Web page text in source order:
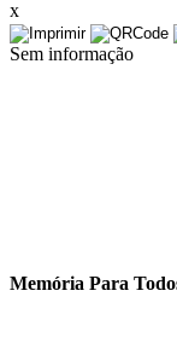
x
Sem informação
Memória Para